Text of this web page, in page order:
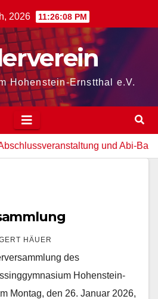
2026 11:26:09 PM
Hohenstein-Ernstthal e.V.
und Abi-Ball des
HÄUER
des
Hohenstein-
Montag, den 26. Januar 2026,